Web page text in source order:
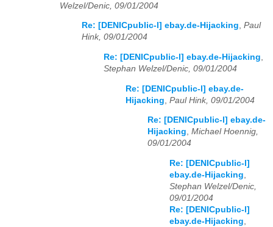
Welzel/Denic, 09/01/2004
Re: [DENICpublic-l] ebay.de-Hijacking, Paul
Hink, 09/01/2004
Re: [DENICpublic-l] ebay.de-Hijacking
Stephan Welzel/Denic, 09/01/2004
Re: [DENICpublic-l] ebay.de-
Hijacking Paul Hink, 09/01/2004
Re: [DENICpublic-l] ebay.de-
Hijacking, Michael Hoennig,
09/01/2004
Re: [DENICpublic-l]
ebay.de-Hijacking
Stephan Welzel/Denic,
09/01/2004
Re: [DENICpublic-l]
ebay.de-Hijacking